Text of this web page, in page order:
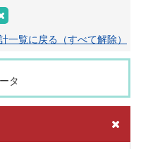
一覧に戻る（すべて解除）
タ